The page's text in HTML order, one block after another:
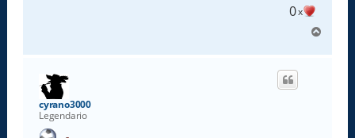
0x
r
cyrano3000
Legendario